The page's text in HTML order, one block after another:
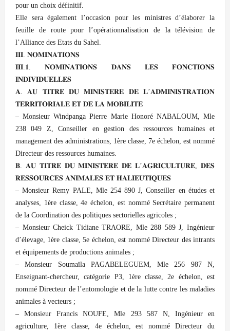
pour un choix définitif.
Elle sera également l’occasion pour les ministres d’élaborer la
feuille de route pour l’opérationnalisation de la télévision de
l’Alliance des Etats du Sahel.
𝐈𝐈𝐈. 𝐍𝐎𝐌𝐈𝐍𝐀𝐓𝐈𝐎𝐍𝐒
𝐈𝐈𝐈.𝟏. 𝐍𝐎𝐌𝐈𝐍𝐀𝐓𝐈𝐎𝐍𝐒 𝐃𝐀𝐍𝐒 𝐋𝐄𝐒 𝐅𝐎𝐍𝐂𝐓𝐈𝐎𝐍𝐒
𝐈𝐍𝐃𝐈𝐕𝐈𝐃𝐔𝐄𝐋𝐋𝐄𝐒
𝐀. 𝐀𝐔 𝐓𝐈𝐓𝐑𝐄 𝐃𝐔 𝐌𝐈𝐍𝐈𝐒𝐓𝐄𝐑𝐄 𝐃𝐄 𝐋’𝐀𝐃𝐌𝐈𝐍𝐈𝐒𝐓𝐑𝐀𝐓𝐈𝐎𝐍
𝐓𝐄𝐑𝐑𝐈𝐓𝐎𝐑𝐈𝐀𝐋𝐄 𝐄𝐓 𝐃𝐄 𝐋𝐀 𝐌𝐎𝐁𝐈𝐋𝐈𝐓𝐄
– Monsieur Windpanga Pierre Marie Honoré NABALOUM, Mle
238 049 Z, Conseiller en gestion des ressources humaines et
management des administrations, 1ère classe, 7e échelon, est nommé
Directeur des ressources humaines.
𝐁. 𝐀𝐔 𝐓𝐈𝐓𝐑𝐄 𝐃𝐔 𝐌𝐈𝐍𝐈𝐒𝐓𝐄𝐑𝐄 𝐃𝐄 𝐋’𝐀𝐆𝐑𝐈𝐂𝐔𝐋𝐓𝐔𝐑𝐄, 𝐃𝐄𝐒
𝐑𝐄𝐒𝐒𝐎𝐔𝐑𝐂𝐄𝐒 𝐀𝐍𝐈𝐌𝐀𝐋𝐄𝐒 𝐄𝐓 𝐇𝐀𝐋𝐈𝐄𝐔𝐓𝐈𝐐𝐔𝐄𝐒
– Monsieur Remy PALE, Mle 254 890 J, Conseiller en études et
analyses, 1ère classe, 4e échelon, est nommé Secrétaire permanent
de la Coordination des politiques sectorielles agricoles ;
– Monsieur Cheick Tidiane TRAORE, Mle 288 589 J, Ingénieur
d’élevage, 1ère classe, 5e échelon, est nommé Directeur des intrants
et équipements de productions animales ;
– Monsieur Soumaïla PAGABELEGUEM, Mle 256 987 N,
Enseignant-chercheur, catégorie P3, 1ère classe, 2e échelon, est
nommé Directeur de l’entomologie et de la lutte contre les maladies
animales à vecteurs ;
– Monsieur Francis NOUFE, Mle 293 587 N, Ingénieur en
agriculture, 1ère classe, 4e échelon, est nommé Directeur du